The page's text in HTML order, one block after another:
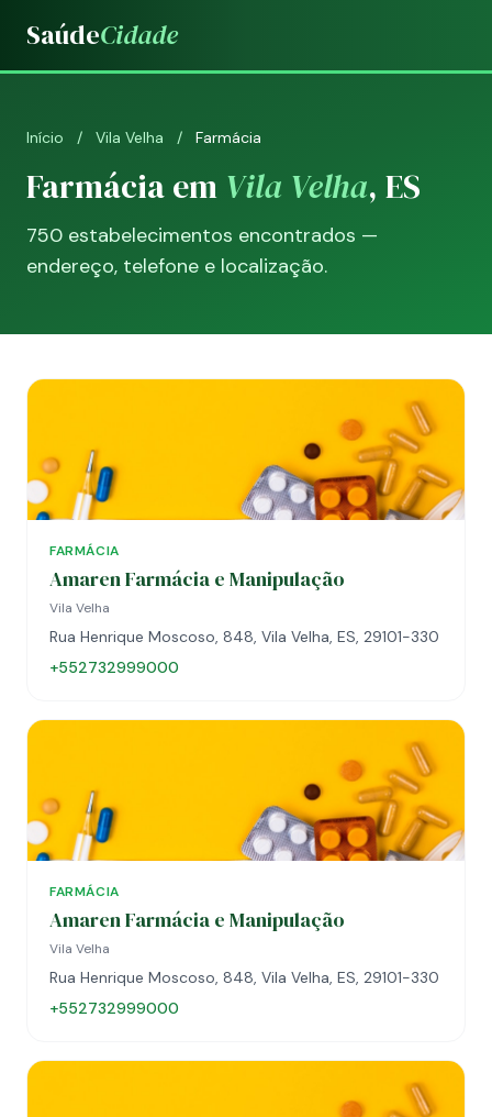
SaúdeCidade
Início / Vila Velha / Farmácia
Farmácia em Vila Velha, ES
750 estabelecimentos encontrados —
endereço, telefone e localização.
FARMÁCIA
Amaren Farmácia e Manipulação
Vila Velha
Rua Henrique Moscoso, 848, Vila Velha, ES, 29101-330
+552732999000
FARMÁCIA
Amaren Farmácia e Manipulação
Vila Velha
Rua Henrique Moscoso, 848, Vila Velha, ES, 29101-330
+552732999000